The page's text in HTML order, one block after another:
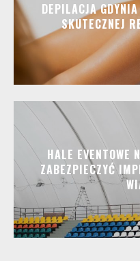
DEPILACJA
SKUTECZNEJ
HALE EVENTOWE
ZABEZPIECZYĆ